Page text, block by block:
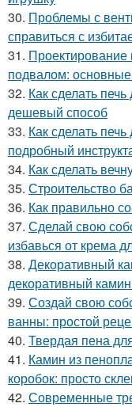
30. Проблемы с
справиться с
31. Проектирование
подвалом:
32. Как сделать
дешевый способ
33. Как сделать
подробный
34. Как сделать
35. Строительство
36. Как правильно
37. Сделай свою
избавься от крема
38. Декоративный
декоративный
39. Создай свою
ванны: простой
40. Твердая пена
41. Камин из
коробок: просто
42. Современные